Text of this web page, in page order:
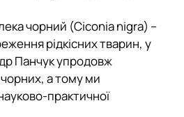
чорний (Ciconia nigra) –
рідкісних тварин, у
Панчук упродовж
а тому ми
практичної